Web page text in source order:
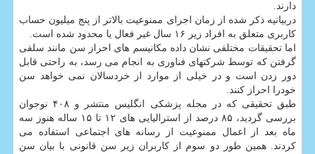
دارند.
دربیانیه ذکر شده از زمان اجرای ممنوعیت بالاتر از پنج میلیون حساب
کاربری متعلق به افراد زیر ۱۶ سال غیر فعال یا محدود شده است.
اما تحقیقات مختلفی نشان داده مکانیسم های احراز سن مانند سلفی
گرفتن که توسط شرکتهای فناوری به انجام می رسد، به راحتی قابل
دور زدن است و در خیلی از موارد از خردسالان نمی خواهد سن
خودرا احراز کنند.
طبق تحقیقی که در مجله پزشکی انگلیس منتشر و ۴۰۸ نوجوان
بررسی گردید، ۸۵ درصد از استرالیایی های ۱۲ تا ۱۵ ساله هنوز سه
ماه بعد از اعمال ممنوعیت از رسانه های اجتماعی استفاده می
کردند. همین طور دو سوم از کاربران زیر سن قانونی با بیان سن